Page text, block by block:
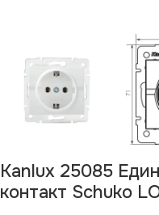
Kanlux 25085
контакт Schuko